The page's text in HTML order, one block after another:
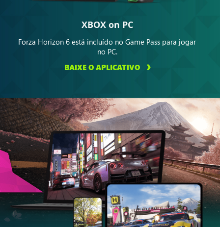
XBOX on PC
Forza Horizon 6 está incluído no Game Pass para jogar
no PC.
BAIXE O APLICATIVO